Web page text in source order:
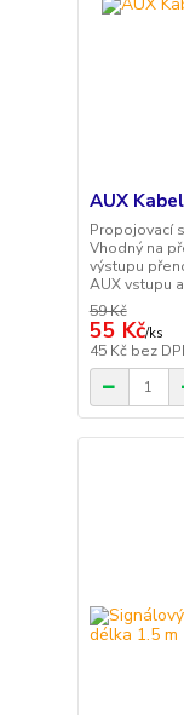
AUX
Propojovací
Vhodný na
výstupu
AUX vstupu
59 Kč
55 Kč/ks
45 Kč bez